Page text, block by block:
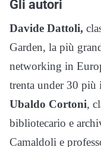
Gli autori
Davide Dattoli,
Garden, la più
networking in
trenta under 30 più
Ubaldo Cortoni,
bibliotecario e
Camaldoli e